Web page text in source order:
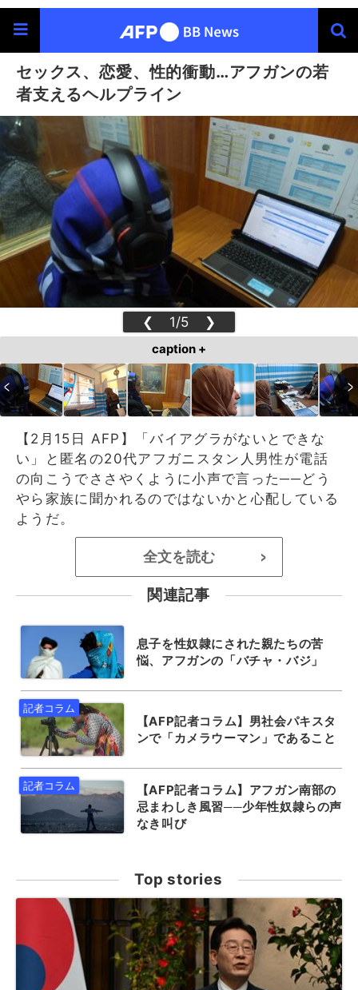
セックス、恋愛、性的衝動…アフガンの若
者支えるヘルプライン
❮ 1/5 ❯
caption +
【2月15日 AFP】「バイアグラがないとできな
い」と匿名の20代アフガニスタン人男性が電話
の向こうでささやくように小声で言った──どう
やら家族に聞かれるのではないかと心配している
ようだ。
全文を読む >
関連記事
息子を性奴隷にされた親たちの苦
悩、アフガンの「バチャ・バジ」
【AFP記者コラム】男社会パキスタ
ンで「カメラウーマン」であること
【AFP記者コラム】アフガン南部の
忌まわしき風習──少年性奴隷らの声
なき叫び
Top stories